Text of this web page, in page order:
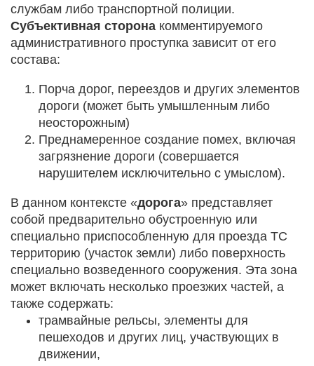
службам либо транспортной полиции.
Субъективная сторона комментируемого
административного проступка зависит от его
состава:
Порча дорог, переездов и других элементов
дороги (может быть умышленным либо
неосторожным)
Преднамеренное создание помех, включая
загрязнение дороги (совершается
нарушителем исключительно с умыслом).
В данном контексте «дорога» представляет
собой предварительно обустроенную или
специально приспособленную для проезда ТС
территорию (участок земли) либо поверхность
специально возведенного сооружения. Эта зона
может включать несколько проезжих частей, а
также содержать:
трамвайные рельсы, элементы для
пешеходов и других лиц, участвующих в
движении,